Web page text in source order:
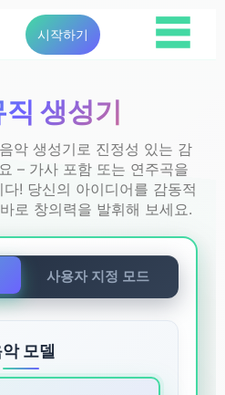
시작하기 ☰
생성기
악 생성기로 진정성 있는 감
– 가사 포함 또는 연주곡을
! 당신의 아이디어를 감동적
로 창의력을 발휘해 보세요.
사용자 지정 모드
모델